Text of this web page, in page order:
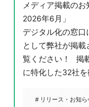
メディア掲載の
2026年6月」
デジタル化の窓口
として弊社が掲
覧ください！ 掲
に特化した32社
# リリース・お知ら